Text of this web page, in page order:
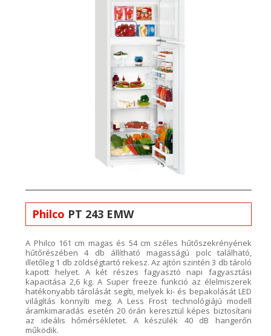
Philco PT 243 EMW
A Philco 161 cm magas és 54 cm széles hűtőszekrényének
hűtőrészében 4db állítható magasságú polc található,
illetőleg 1 db zöldségtartó rekesz. Az ajtón szintén 3 db tároló
kapott helyet. A két részes fagyasztó napi fagyasztási
kapacitása 2,6 kg. A Super freeze funkció az élelmiszerek
hatékonyabb tárolását segíti, melyek ki- és bepakolását LED
világítás könnyíti meg. A Less Frost technológiájú modell
áramkimaradás esetén 20 órán keresztül képes biztosítani
az ideális hőmérsékletet. A készülék 40dB hangerőn
működik.